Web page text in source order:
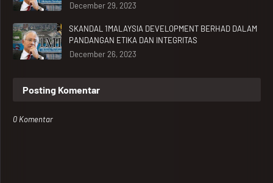
December 29, 2023
SKANDAL 1MALAYSIA DEVELOPMENT BERHAD DALAM
PANDANGAN ETIKA DAN INTEGRITAS
December 26, 2023
Posting Komentar
0 Komentar